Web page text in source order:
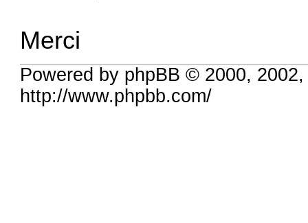
Merci
Powered by phpBB © 2000,
http://www.phpbb.com/